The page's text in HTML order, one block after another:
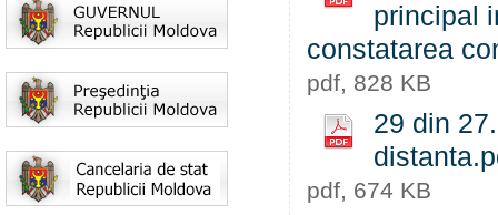
principal
constatarea
pdf, 828 KB
29 din
pdf, 674 KB